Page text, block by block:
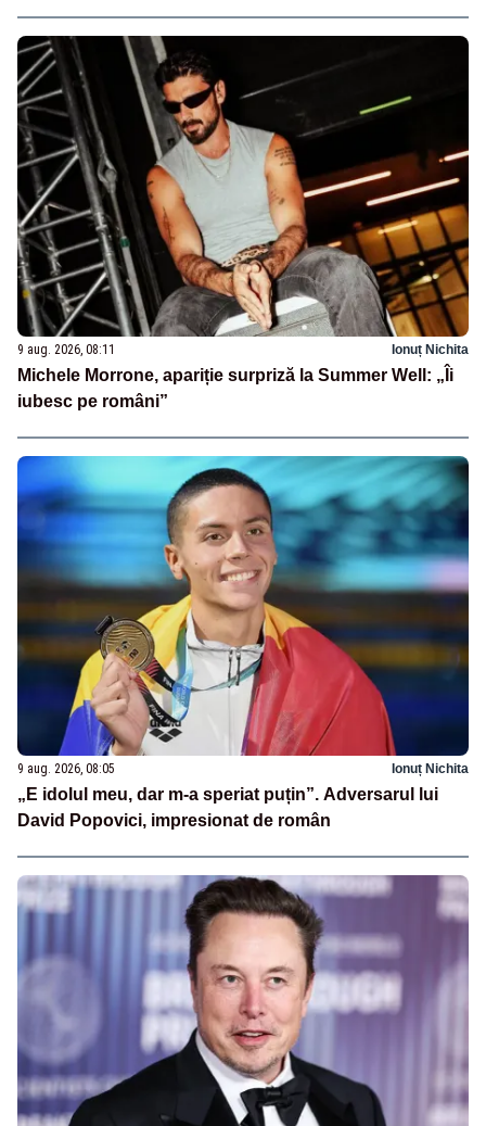
9 aug. 2026, 08:11 Ionuț Nichita
Michele Morrone, apariție surpriză la Summer Well: „Îi
iubesc pe români”
9 aug. 2026, 08:05 Ionuț Nichita
„E idolul meu, dar m-a speriat puțin”. Adversarul lui
David Popovici, impresionat de român